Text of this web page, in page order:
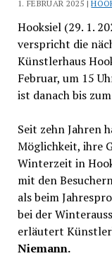
1. FEBRUAR 2025 |
Hooksiel (29. 1.
verspricht die
Künstlerhaus
Februar, um 15
ist danach bis
Seit zehn Jahren
Möglichkeit, ihre
Winterzeit in
mit den
als beim
bei der
erläutert
Niemann.